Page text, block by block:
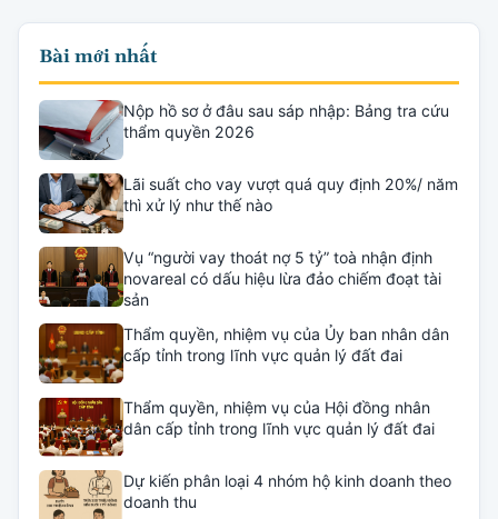
Bài mới nhất
Nộp hồ sơ ở đâu sau sáp nhập: Bảng tra cứu
thẩm quyền 2026
Lãi suất cho vay vượt quá quy định 20%/ năm
thì xử lý như thế nào
Vụ “người vay thoát nợ 5 tỷ” toà nhận định
novareal có dấu hiệu lừa đảo chiếm đoạt tài
sản
Thẩm quyền, nhiệm vụ của Ủy ban nhân dân
cấp tỉnh trong lĩnh vực quản lý đất đai
Thẩm quyền, nhiệm vụ của Hội đồng nhân
dân cấp tỉnh trong lĩnh vực quản lý đất đai
Dự kiến phân loại 4 nhóm hộ kinh doanh theo
doanh thu